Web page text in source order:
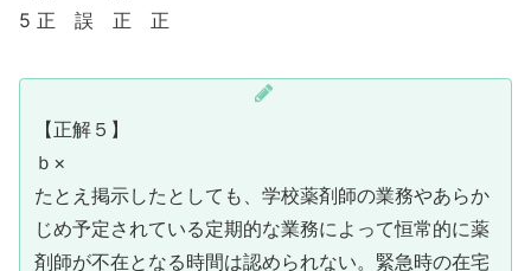
5 正 誤 正 正
【正解５】
ｂ×
たとえ掲示したとしても、学校薬剤師の業務やあらか
じめ予定されている定期的な業務によって恒常的に薬
剤師が不在となる時間は認められない。緊急時の在宅